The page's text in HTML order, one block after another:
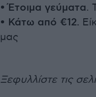
•Έτοιμα γεύματα.
• Κάτω από €12.
μας
Ξεφυλλίστε τις